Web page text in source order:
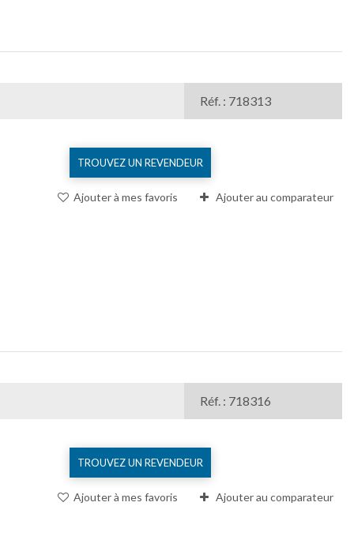
Réf. : 718313
TROUVEZ UN REVENDEUR
Ajouter à mes favoris Ajouter au comparateur
Réf. : 718316
TROUVEZ UN REVENDEUR
Ajouter à mes favoris Ajouter au comparateur